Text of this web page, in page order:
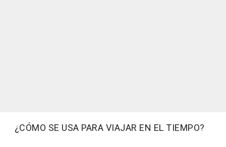
¿CÓMO SE USA PARA VIAJAR EN EL TIEMPO?